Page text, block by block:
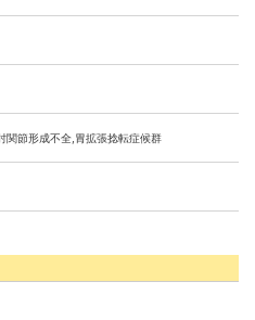
関節形成不全,胃拡張捻転症候群